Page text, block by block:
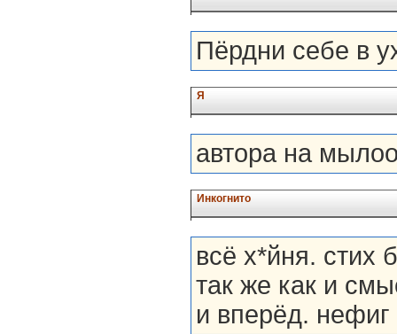
Пёрдни себе в
Я
автора на
Инкогнито
всё х*йня. стих
так же как и
и вперёд. нефиг